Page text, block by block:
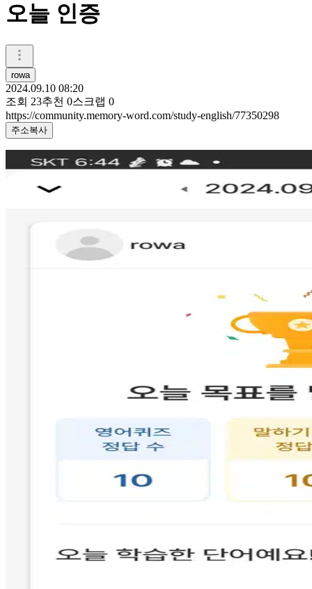
오늘 인증
rowa
2024.09.10 08:20
조회 23추천 0스크랩 0
https://community.memory-word.com/study-english/77350298
주소복사